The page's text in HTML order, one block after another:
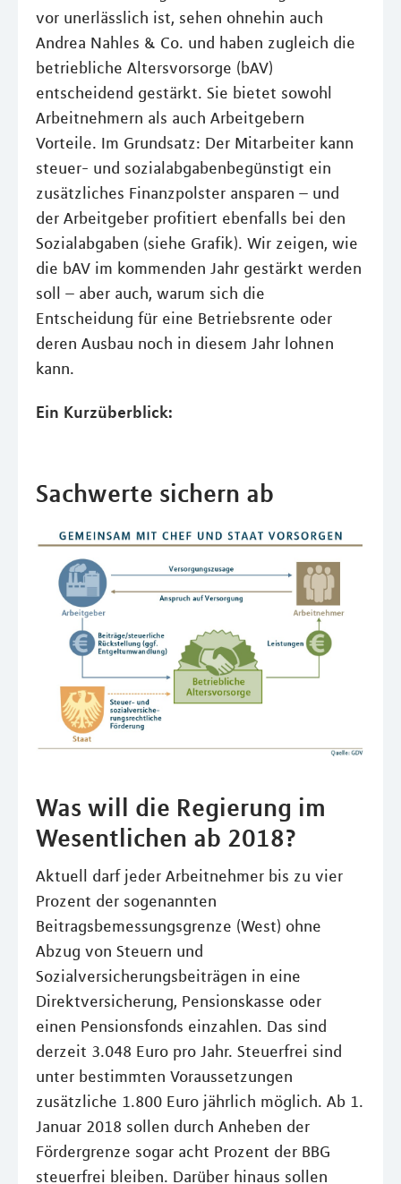
vor unerlässlich ist, sehen ohnehin auch
Andrea Nahles & Co. und haben zugleich die
betriebliche Altersvorsorge (bAV)
entscheidend gestärkt. Sie bietet sowohl
Arbeitnehmern als auch Arbeitgebern
Vorteile. Im Grundsatz: Der Mitarbeiter kann
steuer- und sozialabgabenbegünstigt ein
zusätzliches Finanzpolster ansparen – und
der Arbeitgeber profitiert ebenfalls bei den
Sozialabgaben (siehe Grafik). Wir zeigen, wie
die bAV im kommenden Jahr gestärkt werden
soll – aber auch, warum sich die
Entscheidung für eine Betriebsrente oder
deren Ausbau noch in diesem Jahr lohnen
kann.
Ein Kurzüberblick:
Sachwerte sichern ab
Was will die Regierung im
Wesentlichen ab 2018?
Aktuell darf jeder Arbeitnehmer bis zu vier
Prozent der sogenannten
Beitragsbemessungsgrenze (West) ohne
Abzug von Steuern und
Sozialversicherungsbeiträgen in eine
Direktversicherung, Pensionskasse oder
einen Pensionsfonds einzahlen. Das sind
derzeit 3.048 Euro pro Jahr. Steuerfrei sind
unter bestimmten Voraussetzungen
zusätzliche 1.800 Euro jährlich möglich. Ab 1.
Januar 2018 sollen durch Anheben der
Fördergrenze sogar acht Prozent der BBG
steuerfrei bleiben. Darüber hinaus sollen